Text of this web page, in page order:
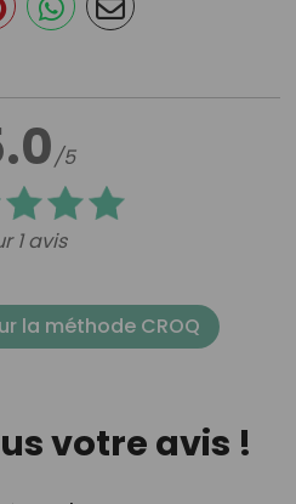
/5
1 avis
la méthode CROQ
votre avis !